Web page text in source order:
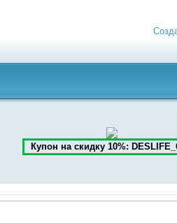
Купон на скидку 10%: